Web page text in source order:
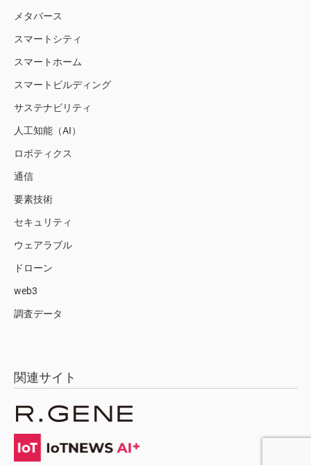
メタバース
スマートシティ
スマートホーム
スマートビルディング
サステナビリティ
人工知能（AI）
ロボティクス
通信
要素技術
セキュリティ
ウェアラブル
ドローン
web3
調査データ
関連サイト